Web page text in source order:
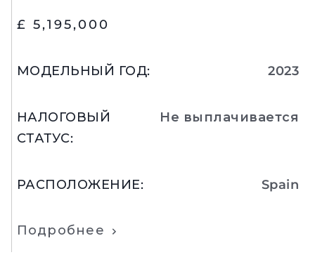
£ 5,195,000
МОДЕЛЬНЫЙ ГОД: 2023
НАЛОГОВЫЙ
СТАТУС:
Не выплачивается
РАСПОЛОЖЕНИЕ: Spain
Подробнее